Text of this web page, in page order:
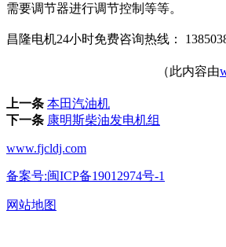
需要调节器进行调节控制等等。
昌隆电机24小时免费咨询热线：
（此内容由
上一条 本田汽油机
下一条 康明斯柴油发电机组
www.fjcldj.com
备案号:闽ICP备19012974号-1
网站地图